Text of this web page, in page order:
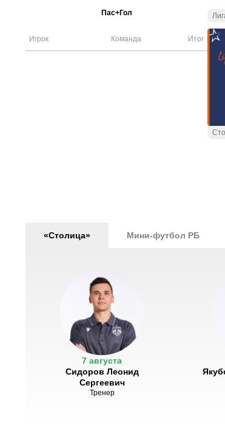
Пас+Гол
Игрок Команда Итог
«Столица» Мини-футбол РБ
7 августа
Сидоров Леонид
Сергеевич
Тренер